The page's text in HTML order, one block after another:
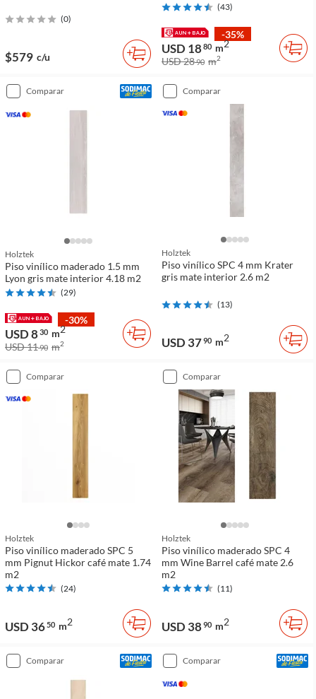
(0)
$579 c/u
(43)
-35%
USD 1880 m2
USD 2890 m2
comparar
Holztek
Piso vinílico maderado 1.5 mm
Lyon gris mate interior 4.18 m2
(29)
-30%
USD 830 m2
USD 1190 m2
comparar
Holztek
Piso vinílico SPC 4 mm Krater
gris mate interior 2.6 m2
(13)
USD 3790 m2
comparar
Holztek
Piso vinílico maderado SPC 5
mm Pignut Hickor café mate 1.74
m2
(24)
USD 3650 m2
comparar
Holztek
Piso vinílico maderado SPC 4
mm Wine Barrel café mate 2.6
m2
(11)
USD 3890 m2
comparar comparar